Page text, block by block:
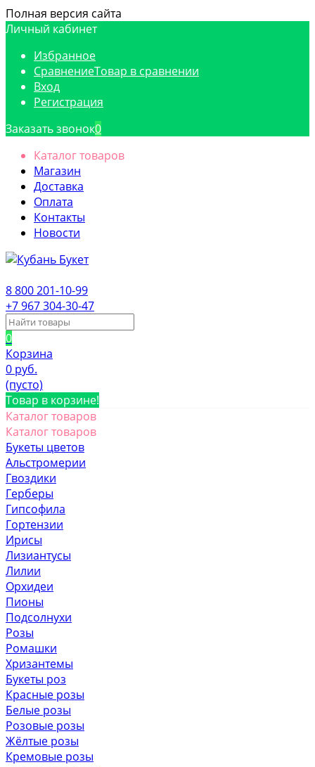
Полная версия сайта
Личный кабинет
Избранное
СравнениеТовар в сравнении
Вход
Регистрация
Заказать звонок0
Каталог товаров
Магазин
Доставка
Оплата
Контакты
Новости
8 800 201-10-99
+7 967 304-30-47
0
Корзина
0 руб.
(пусто)
Товар в корзине!
Каталог товаров
Каталог товаров
Букеты цветов
Альстромерии
Гвоздики
Герберы
Гипсофила
Гортензии
Ирисы
Лизиантусы
Лилии
Орхидеи
Пионы
Подсолнухи
Розы
Ромашки
Хризантемы
Букеты роз
Красные розы
Белые розы
Розовые розы
Жёлтые розы
Кремовые розы